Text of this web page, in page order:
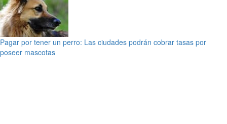
Pagar por tener un perro: Las ciudades podrán cobrar tasas por
poseer mascotas